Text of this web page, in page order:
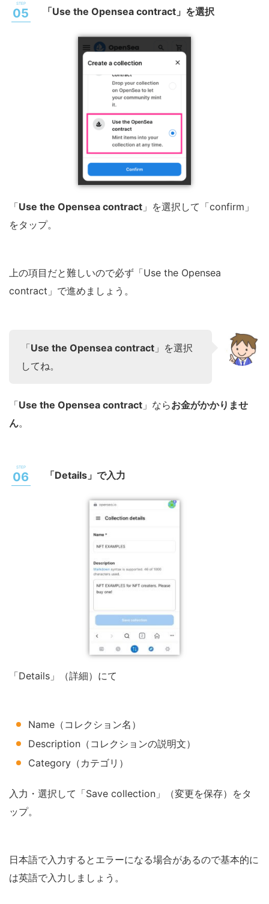
「Use the Opensea contract」を選択
「Use the Opensea contract 」を選択して「confirm」
をタップ。
上の項目だと難しいので必ず「Use the Opensea
contract」で進めましょう。
「Use the Opensea contract 」を選択
してね。
「Use the Opensea contract 」ならお金がかかりませ
ん。
「Details」で入力
「Details」（詳細）にて
Name（コレクション名）
Description（コレクションの説明文）
Category（カテゴリ）
入力・選択して「Save collection」（変更を保存）をタ
ップ。
日本語で入力するとエラーになる場合があるので基本的に
は英語で入力しましょう。